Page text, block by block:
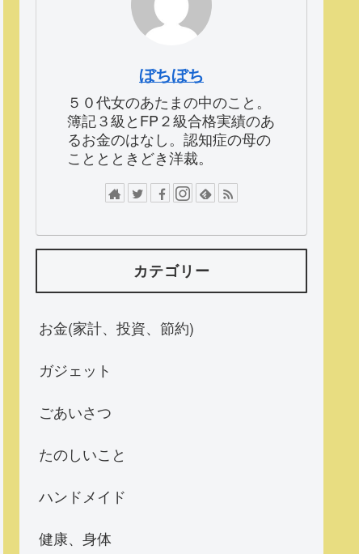
ぼちぼち
５０代女のあたまの中のこと。
簿記３級とFP２級合格実績のあ
るお金のはなし。認知症の母の
こととときどき洋裁。
カテゴリー
お金(家計、投資、節約)
ガジェット
ごあいさつ
たのしいこと
ハンドメイド
健康、身体